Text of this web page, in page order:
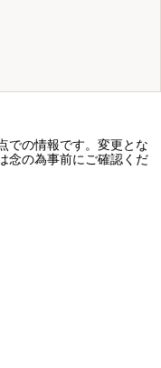
での情報です。変更とな
念の為事前にご確認くだ